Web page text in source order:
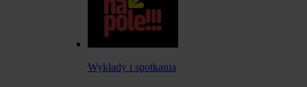
Wykłady i spotkania